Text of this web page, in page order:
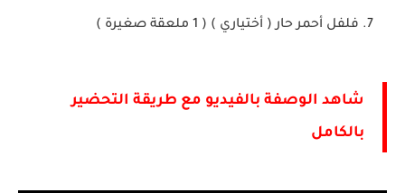
فلفل أحمر حار ( أختياري ) ( 1 ملعقة صغيرة )
شاهد الوصفة بالفيديو مع طريقة التحضير
بالكامل